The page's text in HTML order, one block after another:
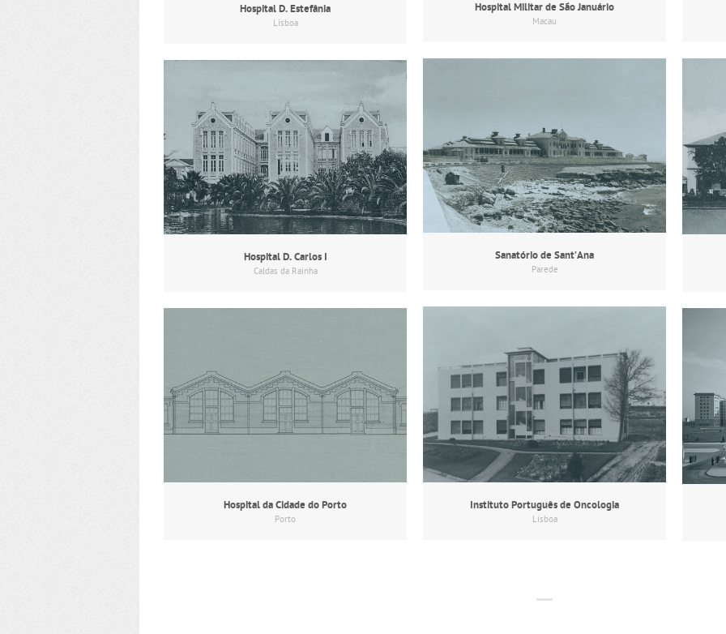
Hospital D. Estefânia
Lisboa
Hospital Militar de São Januário
Macau
Sanatório de Sant’Ana
Parede
Hospital D. Carlos I
Caldas da Rainha
Instituto Português de Oncologia
Lisboa
Hospital da Cidade do Porto
Porto